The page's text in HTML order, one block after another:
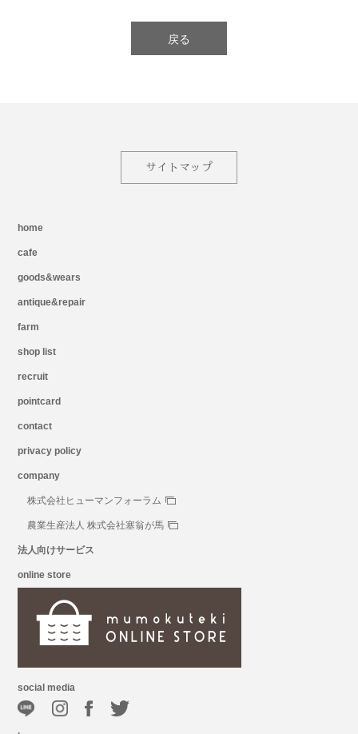
戻る
サイトマップ
home
cafe
goods&wears
antique&repair
farm
shop list
recruit
pointcard
contact
privacy policy
company
株式会社ヒューマンフォーラム
農業生産法人 株式会社塞翁が馬
法人向けサービス
online store
social media